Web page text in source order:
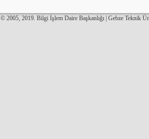
© 2005, 2019. Bilgi İşlem Daire Başkanlığı | Gebze Teknik